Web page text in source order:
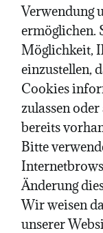
Verwendung
ermöglichen.
Möglichkeit,
einzustellen,
Cookies
zulassen
bereits
Bitte
Änderung
Wir weisen
unserer